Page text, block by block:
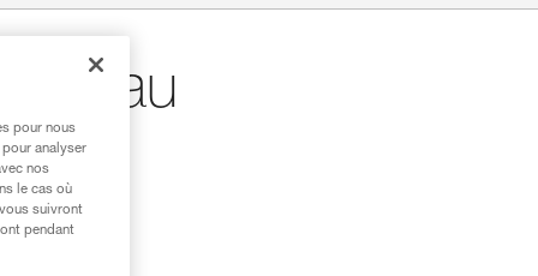
pour nous
analyser
nos
le cas où
suivront
pendant